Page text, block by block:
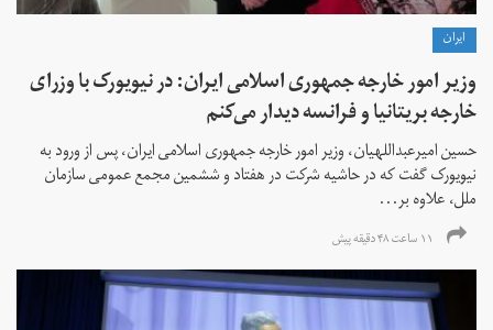
ايران
وزیر امور خارجه جمهوری اسلامی ایران: در نیویورک با وزرای
خارجه بریتانیا و فرانسه دیدار می‌کنم
حسین امیرعبداللهیان، وزیر امور خارجه جمهوری اسلامی ایران، پس از ورود به
نیویورک گفت که در حاشیه شرکت در هفتاد و ششمین مجمع عمومی سازمان
ملل، علاوه بر...
۱۱ ساعت ۴۸ دقیقه پیش